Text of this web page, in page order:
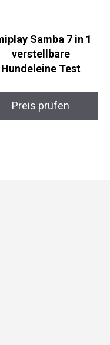
Samba 7 in 1
verstellbare
Hundeleine Test
Preis prüfen